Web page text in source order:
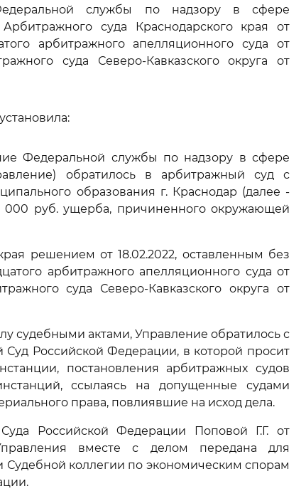
службы по надзору в сфере
суда Краснодарского края от
арбитражного апелляционного суда от
суда Северо-Кавказского округа от
установила:
Федеральной службы по надзору в сфере
обратилось в арбитражный суд с
образования г. Краснодар (далее -
руб. ущерба, причиненного окружающей
решением от 18.02.2022, оставленным без
арбитражного апелляционного суда от
суда Северо-Кавказского округа от
судебными актами, Управление обратилось с
Российской Федерации, в которой просит
постановления арбитражных судов
ссылаясь на допущенные судами
права, повлиявшие на исход дела.
Российской Федерации Поповой Г.Г. от
вместе с делом передана для
Судебной коллегии по экономическим спорам